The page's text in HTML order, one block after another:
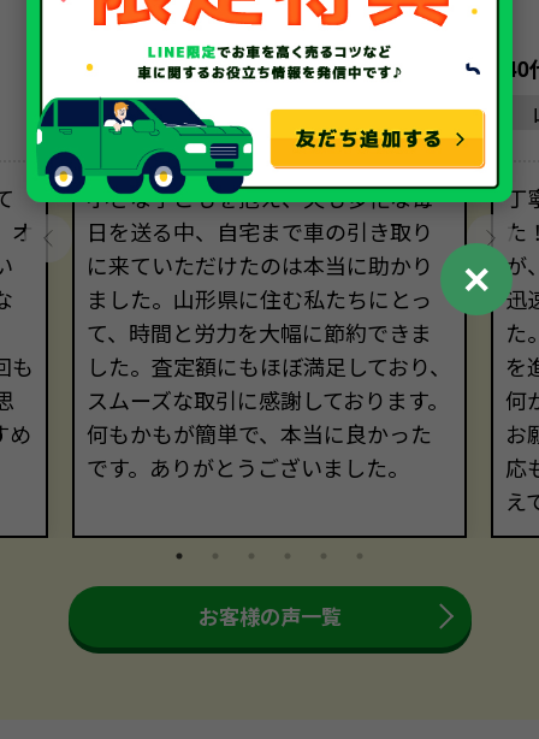
も
め
30代・女性
山形県
小さな子どもを抱え、夫も多忙な毎
日を送る中、自宅まで車の引き取り
に来ていただけたのは本当に助かり
ました。山形県に住む私たちにとっ
て、時間と労力を大幅に節約できま
した。査定額にもほぼ満足しており、
スムーズな取引に感謝しております。
何もかもが簡単で、本当に良かった
です。ありがとうございました。
丁
た
が
迅
た
を
何
お
応
え
お客様の声一覧
✕